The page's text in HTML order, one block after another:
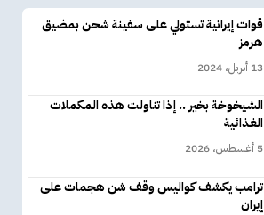
قوات إيرانية تستولي على سفينة شحن بمضيق
هرمز
13 أبريل، 2024
الشيخوخة بخير .. إذا تناولت هذه المكملات
الغذائية
5 أغسطس، 2026
ترامب يكشف كواليس وقف شن هجمات على
إيران